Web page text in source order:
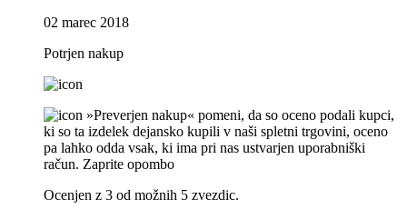
02 marec 2018
Potrjen nakup
»Preverjen nakup« pomeni, da so oceno podali kupci,
ki so ta izdelek dejansko kupili v naši spletni trgovini, oceno
pa lahko odda vsak, ki ima pri nas ustvarjen uporabniški
račun. Zaprite opombo
Ocenjen z 3 od možnih 5 zvezdic.